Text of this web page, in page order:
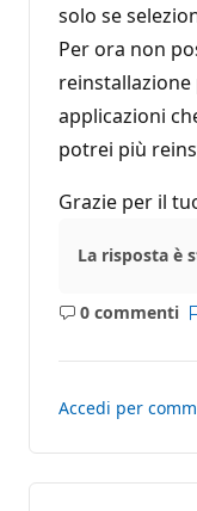
u
a
i
n
solo se
Per ora non
reinstallazione
applicazioni
potrei più
Grazie per il
La risposta è
0 commenti
Nessun
Accedi per